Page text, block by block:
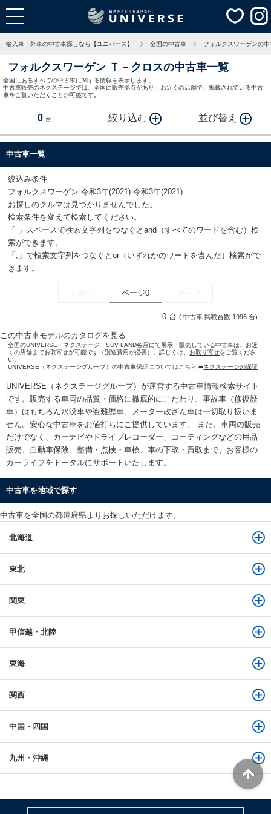
輸入車・外車の中古車探しなら【ユニバース】 全国の中古車 フォルクスワーゲンの中
フォルクスワーゲン Ｔ－クロスの中古車一覧
全国にあるすべての中古車に関する情報を表示します。
中古車販売のネクステージでは、全国に販売拠点があり、お近くの店舗で、掲載されている中古
車をご覧いただくことが可能です。
0 台 絞り込む 並び替え
中古車一覧
絞込み条件
フォルクスワーゲン 令和3年(2021) 令和3年(2021)
お探しのクルマは見つかりませんでした。
検索条件を変えて検索してください。
「 」スペースで検索文字列をつなぐとand（すべてのワードを含む）検
索ができます。
「,」で検索文字列をつなぐとor（いずれかのワードを含んだ）検索がで
きます。
ページ0
0 台 (中古車掲載台数:1996 台)
この中古車モデルのカタログを見る
全国のUNIVERSE・ネクステージ・SUV LAND各店にて展示・販売している中古車は、お近
くの店舗までお取寄せが可能です（別途費用が必要）。詳しくは、 お取り寄せをご覧くださ
い。
UNIVERSE（ネクステージグループ）の中古車保証についてはこちら ➡ネクステージの保証
UNIVERSE（ネクステージグループ）が運営する中古車情報検索サイト
です。販売する車両の品質・価格に徹底的にこだわり、事故車（修復歴
車）はもちろん水没車や盗難歴車、メーター改ざん車は一切取り扱いま
せん。安心な中古車をお値打ちにご提供しています。 また、車両の販売
だけでなく、カーナビやドライブレコーダー、コーティングなどの用品
販売、自動車保険、整備・点検・車検、車の下取・買取まで、お客様の
カーライフをトータルにサポートいたします。
中古車を地域で探す
中古車を全国の都道府県よりお探しいただけます。
北海道
東北
関東
甲信越・北陸
東海
関西
中国・四国
九州・沖縄